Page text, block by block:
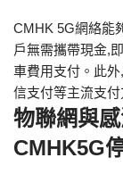
CMHK 5G網絡能
戶無需攜帶現金,
車費用支付。此
信支付等主流支
物聯網與
CMHK5G